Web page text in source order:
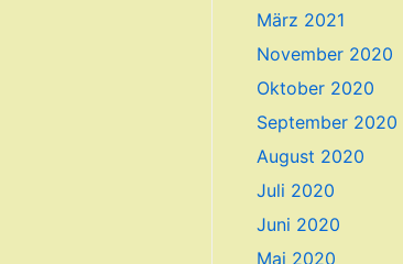
März 2021
November 2020
Oktober 2020
September 2020
August 2020
Juli 2020
Juni 2020
Mai 2020